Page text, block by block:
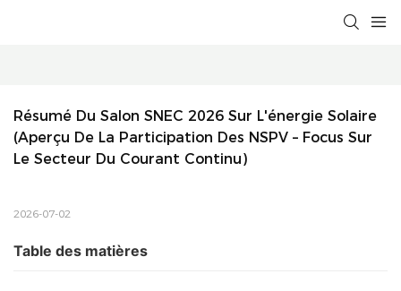
Résumé Du Salon SNEC 2026 Sur L'énergie Solaire
(Aperçu De La Participation Des NSPV – Focus Sur
Le Secteur Du Courant Continu)
2026-07-02
Table des matières